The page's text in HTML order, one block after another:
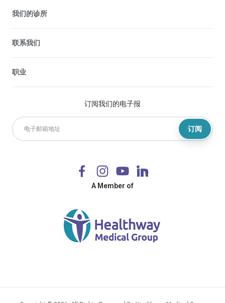
订阅我们的电子报
订阅
A Member of
我们的诊所
联系我们
职业